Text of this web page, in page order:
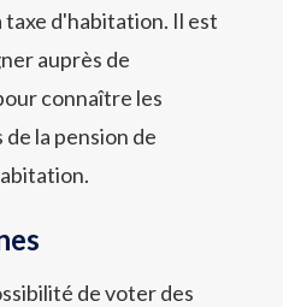
taxe d'habitation. Il est
auprès de
connaître les
la pension de
de voter des